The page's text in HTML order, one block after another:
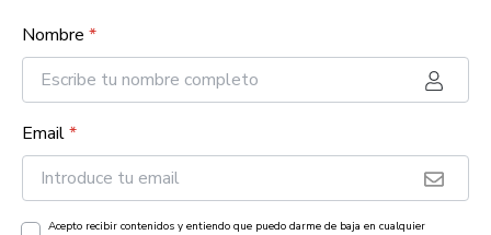
Nombre *
Email*
Acepto recibir contenidos y entiendo que puedo darme de baja en cualquier